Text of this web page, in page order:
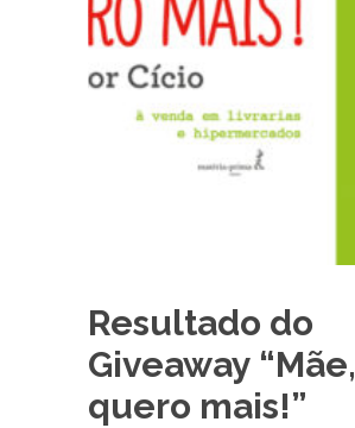
Resultado do
Giveaway “Mãe,
quero mais!”